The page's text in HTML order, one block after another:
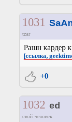
1031
tzar
Рашн кардер
[ссылка,
+0
1032 ed
свой человек